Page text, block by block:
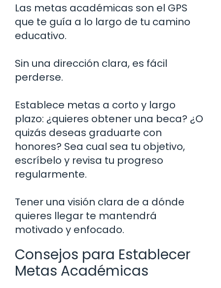
Las metas académicas son el GPS
que te guía a lo largo de tu camino
educativo.
Sin una dirección clara, es fácil
perderse.
Establece metas a corto y largo
plazo: ¿quieres obtener una beca? ¿O
quizás deseas graduarte con
honores? Sea cual sea tu objetivo,
escríbelo y revisa tu progreso
regularmente.
Tener una visión clara de a dónde
quieres llegar te mantendrá
motivado y enfocado.
Consejos para Establecer
Metas Académicas